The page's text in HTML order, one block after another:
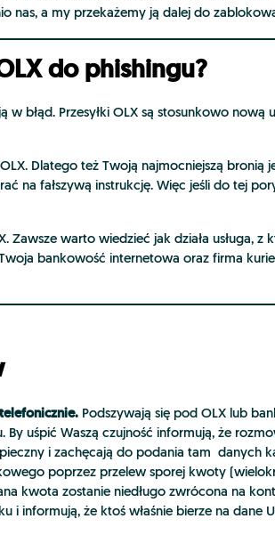
nas, a my przekażemy ją dalej do
do phishingu?
błąd. Przesyłki OLX są stosunkowo nową
Dlatego też Twoją najmocniejszą bronią
na fałszywą instrukcję. Więc jeśli do tej
warto wiedzieć jak działa usługa, z
bankowość internetowa oraz firma
Podszywają się pod OLX lub
uśpić Waszą czujność informują, że
i zachęcają do podania tam danych
poprzez przelew sporej kwoty
kwota zostanie niedługo zwrócona na
i informują, że ktoś właśnie bierze na dane